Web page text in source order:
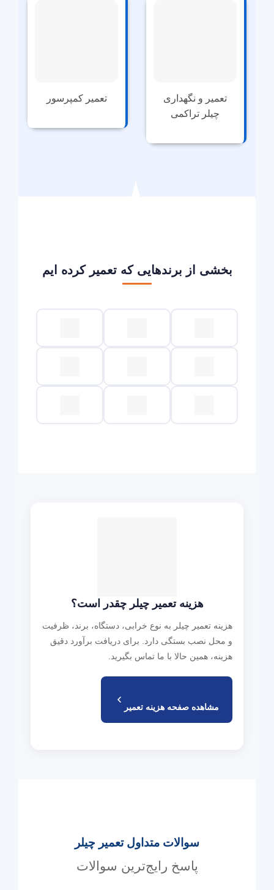
تعمیر و نگهداری
چیلر تراکمی
تعمیر کمپرسور
بخشی از برندهایی که تعمیر کرده ایم
هزینه تعمیر چیلر چقدر است؟
هزینه تعمیر چیلر به نوع خرابی، دستگاه، برند، ظرفیت
و محل نصب بستگی دارد. برای دریافت برآورد دقیق
هزینه، همین حالا با ما تماس بگیرید.
مشاهده صفحه هزینه تعمیر
سوالات متداول تعمیر چیلر
پاسخ رایج‌ترین سوالات